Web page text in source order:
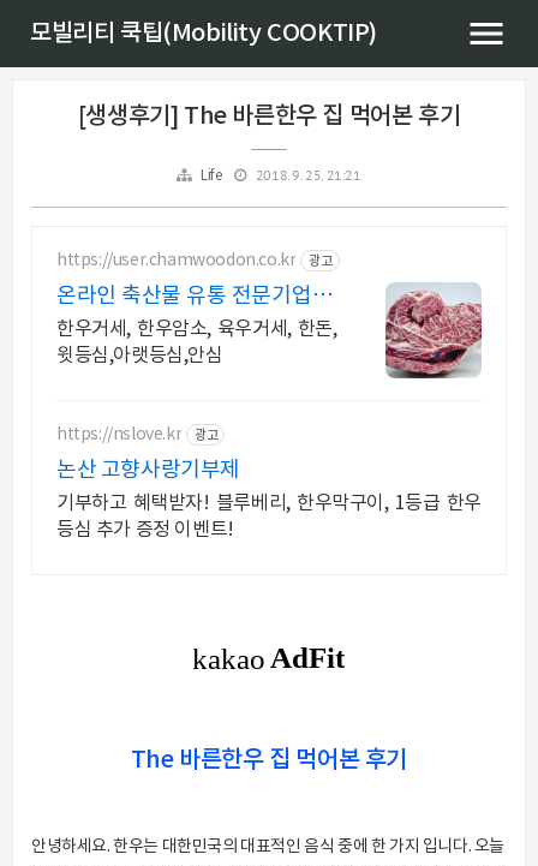
모빌리티 쿡팁(Mobility COOKTIP)
[생생후기] The 바른한우 집 먹어본 후기
Life 2018. 9. 25. 21:21
https://user.chamwoodon.co.kr 광고
온라인 축산물 유통 전문기업 도
매 첫 거래는 3% 할인
한우거세, 한우암소, 육우거세, 한돈,
윗등심,아랫등심,안심
https://nslove.kr 광고
논산 고향사랑기부제
기부하고 혜택받자! 블루베리, 한우막구이, 1등급 한우
등심 추가 증정 이벤트!
The 바른한우 집 먹어본 후기
안녕하세요. 한우는 대한민국의 대표적인 음식 중에 한 가지 입니다. 오늘